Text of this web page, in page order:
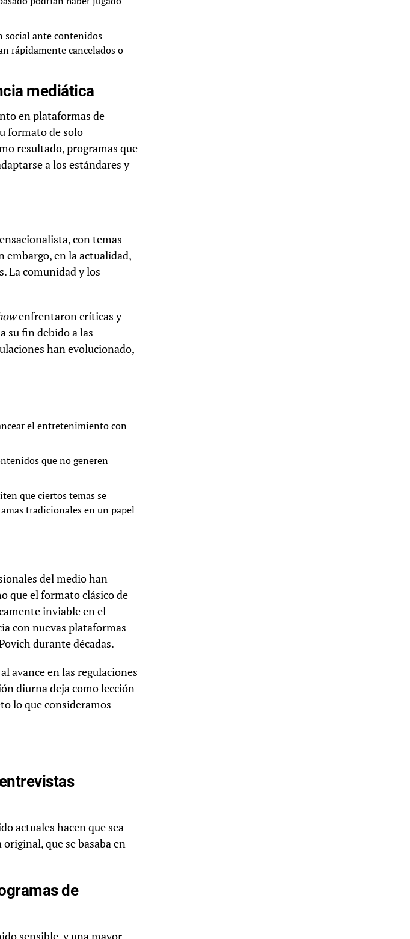
social ante contenidos
rápidamente cancelados o
mediática
en plataformas de
formato de solo
resultado, programas que
a los estándares y
con temas
embargo, en la actualidad,
La comunidad y los
enfrentaron críticas y
su fin debido a las
han evolucionado,
el entretenimiento con
que no generen
que ciertos temas se
tradicionales en un papel
del medio han
que el formato clásico de
inviable en el
con nuevas plataformas
durante décadas.
avance en las regulaciones
diurna deja como lección
lo que consideramos
actuales hacen que sea
que se basaba en
de